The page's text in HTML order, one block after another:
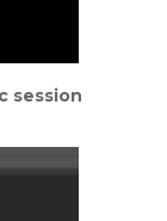
session